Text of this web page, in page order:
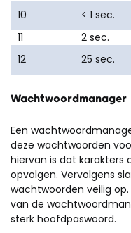
10
< 1 sec.
11
2 sec.
12
25 sec.
Wachtwoordmanager
Een
deze wachtwoorden
hiervan is dat karakters
opvolgen. Vervolgens
wachtwoorden veilig
van de
sterk hoofdpaswoord.